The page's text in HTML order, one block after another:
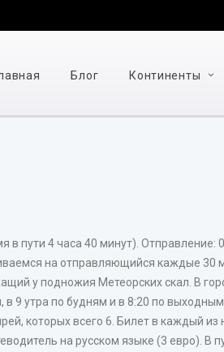
Блог Континенты
пути 4 часа 40 минут).
на отправляющийся каждые 30
у подножия Метеорских скал. В
9 утра по будням и в 8:20 по
которых всего 6. Билет в каждый из
на русском языке (3 евро). В